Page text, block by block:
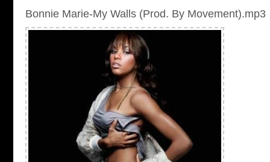
Bonnie Marie-My Walls (Prod. By Movement).mp3